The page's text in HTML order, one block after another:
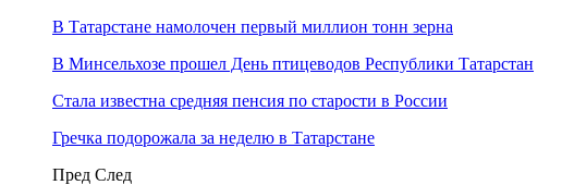
В Татарстане намолочен первый миллион тонн зерна
В Минсельхозе прошел День птицеводов Республики Татарстан
Стала известна средняя пенсия по старости в России
Гречка подорожала за неделю в Татарстане
Пред След